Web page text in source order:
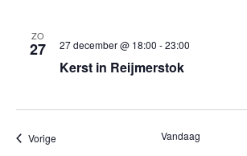
ZO
27
Kerst in Reijmerstok
27 december @ 18:00 -23:00
VorigeEvenementen Vandaag